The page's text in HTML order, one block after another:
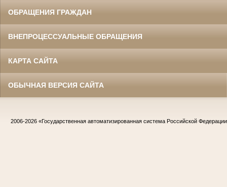
ОБРАЩЕНИЯ ГРАЖДАН
ВНЕПРОЦЕССУАЛЬНЫЕ ОБРАЩЕНИЯ
КАРТА САЙТА
ОБЫЧНАЯ ВЕРСИЯ САЙТА
2006-2026 «Государственная автоматизированная система Российской